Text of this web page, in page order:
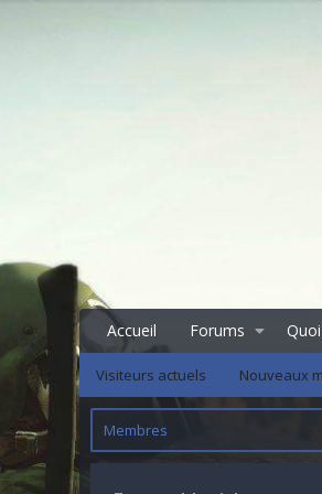
Accueil Forums
Visiteurs actuels Nouveaux
Membres